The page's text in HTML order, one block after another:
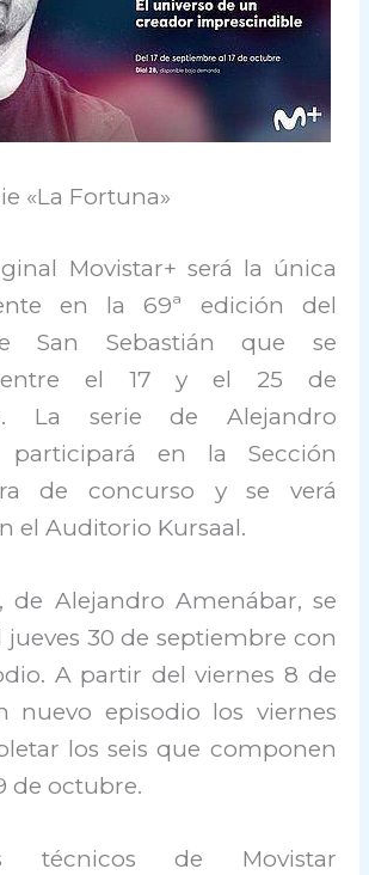
«La Fortuna»
Movistar+ será la única
en la 69ª edición del
San Sebastián que se
entre el 17 y el 25 de
La serie de Alejandro
participará en la Sección
de concurso y se verá
el Auditorio Kursaal.
de Alejandro Amenábar, se
jueves 30 de septiembre con
A partir del viernes 8 de
nuevo episodio los viernes
los seis que componen
de octubre.
técnicos de Movistar